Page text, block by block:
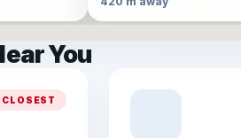
You
CLOSEST